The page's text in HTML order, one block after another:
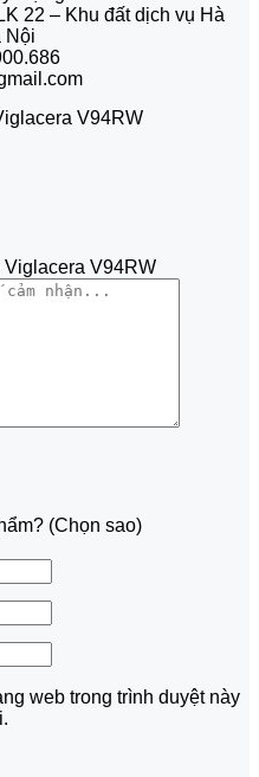
22 – Khu đất dịch vụ Hà
Nội
V94RW
V94RW
(Chọn sao)
web trong trình duyệt này